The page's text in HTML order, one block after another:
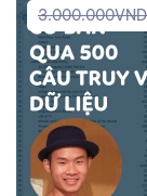
3.000.000VND